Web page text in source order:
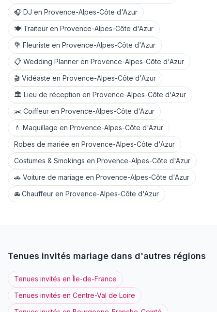
🎧 DJ en Provence-Alpes-Côte d'Azur
🍽️ Traiteur en Provence-Alpes-Côte d'Azur
💐 Fleuriste en Provence-Alpes-Côte d'Azur
📋 Wedding Planner en Provence-Alpes-Côte d'Azur
🎬 Vidéaste en Provence-Alpes-Côte d'Azur
🏛️ Lieu de réception en Provence-Alpes-Côte d'Azur
✂️ Coiffeur en Provence-Alpes-Côte d'Azur
💄 Maquillage en Provence-Alpes-Côte d'Azur
Robes de mariée en Provence-Alpes-Côte d'Azur
Costumes & Smokings en Provence-Alpes-Côte d'Azur
🚗 Voiture de mariage en Provence-Alpes-Côte d'Azur
🚘 Chauffeur en Provence-Alpes-Côte d'Azur
Tenues invités mariage dans d'autres régions
Tenues invités enÎle-de-France
Tenues invités en Centre-Val de Loire